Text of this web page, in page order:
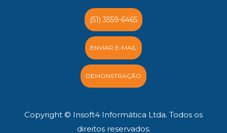
(51) 3559-6465
ENVIAR E-MAIL
DEMONSTRAÇÃO
Copyright © Insoft4 Informática Ltda. Todos os
direitos reservados.